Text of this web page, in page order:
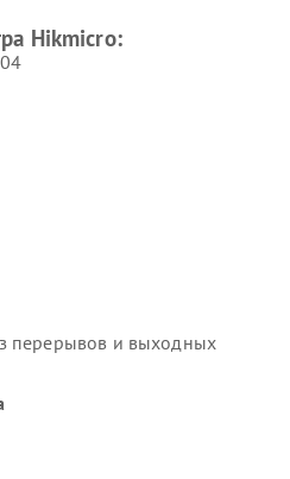
Hikmicro:
перерывов и выходных